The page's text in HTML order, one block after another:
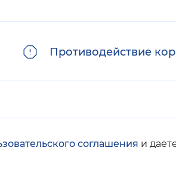
соглашения и
Противодействие